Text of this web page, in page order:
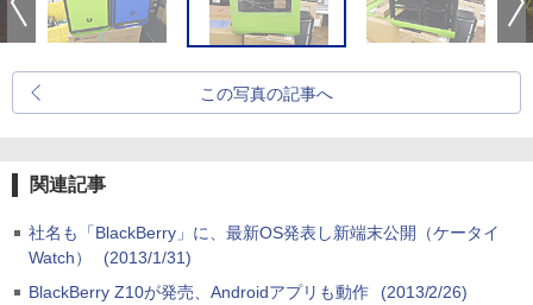
この写真の記事へ
関連記事
社名も「BlackBerry」に、最新OS発表し新端末公開（ケータイ
Watch）
(2013/1/31)
BlackBerry Z10が発売、Androidアプリも動作
(2013/2/26)